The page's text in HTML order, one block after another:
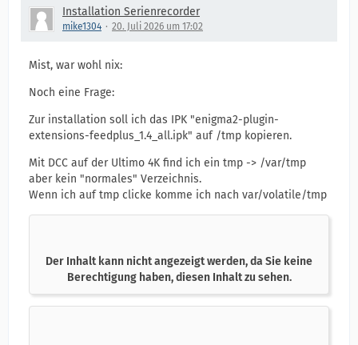
Installation Serienrecorder
mike1304 20. Juli 2026 um 17:02
Mist, war wohl nix:
Noch eine Frage:
Zur installation soll ich das IPK "enigma2-plugin-
extensions-feedplus_1.4_all.ipk" auf /tmp kopieren.
Mit DCC auf der Ultimo 4K find ich ein tmp -> /var/tmp
aber kein "normales" Verzeichnis.
Wenn ich auf tmp clicke komme ich nach var/volatile/tmp
Der Inhalt kann nicht angezeigt werden, da Sie keine
Berechtigung haben, diesen Inhalt zu sehen.